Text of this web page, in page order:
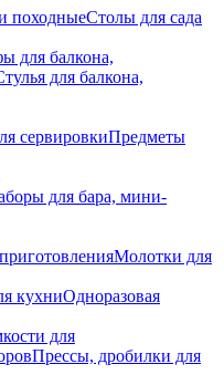
походныеСтолы для сада
для балкона,
для балкона,
сервировкиПредметы
для бара, мини-
Молотки для
кухниОдноразовая
для
Прессы, дробилки для